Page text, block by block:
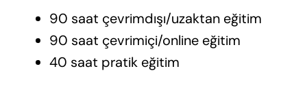
90 saat çevrimdışı/uzaktan eğitim
90 saat çevrimiçi/online eğitim
40 saat pratik eğitim